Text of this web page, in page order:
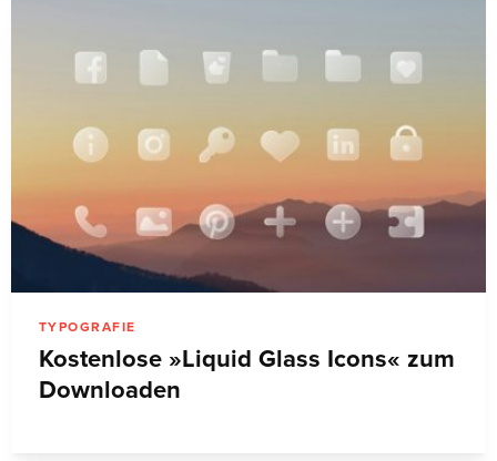
TYPOGRAFIE
Kostenlose »Liquid Glass Icons« zum
Downloaden